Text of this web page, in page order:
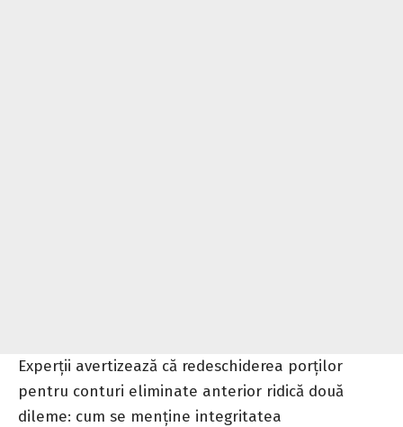
Experții avertizează că redeschiderea porților
pentru conturi eliminate anterior ridică două
dileme: cum se menține integritatea